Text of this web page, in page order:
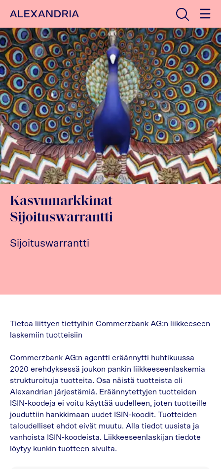
Etusivulle Avaa haku
Kasvumarkkinat
Sijoituswarrantti
Sijoituswarrantti
Tietoa liittyen tiettyihin Commerzbank AG:n liikkeeseen
laskemiin tuotteisiin
Commerzbank AG:n agentti eräännytti huhtikuussa
2020 erehdyksessä joukon pankin liikkeeseenlaskemia
strukturoituja tuotteita. Osa näistä tuotteista oli
Alexandrian järjestämiä. Eräännytettyjen tuotteiden
ISIN-koodeja ei voitu käyttää uudelleen, joten tuotteille
jouduttiin hankkimaan uudet ISIN-koodit. Tuotteiden
taloudelliset ehdot eivät muutu. Alla tiedot uusista ja
vanhoista ISIN-koodeista. Liikkeeseenlaskijan tiedote
löytyy kunkin tuotteen sivulta.